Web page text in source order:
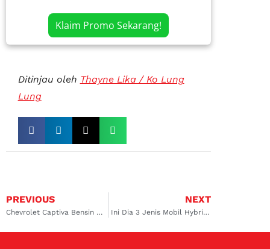
Klaim Promo Sekarang!
Ditinjau oleh Thayne Lika / Ko Lung
Lung
PREVIOUS
Chevrolet Captiva Bensin Sering Masalah Pada Radiator?
NEXT
Ini Dia 3 Jenis Mobil Hybrid dan Listrik